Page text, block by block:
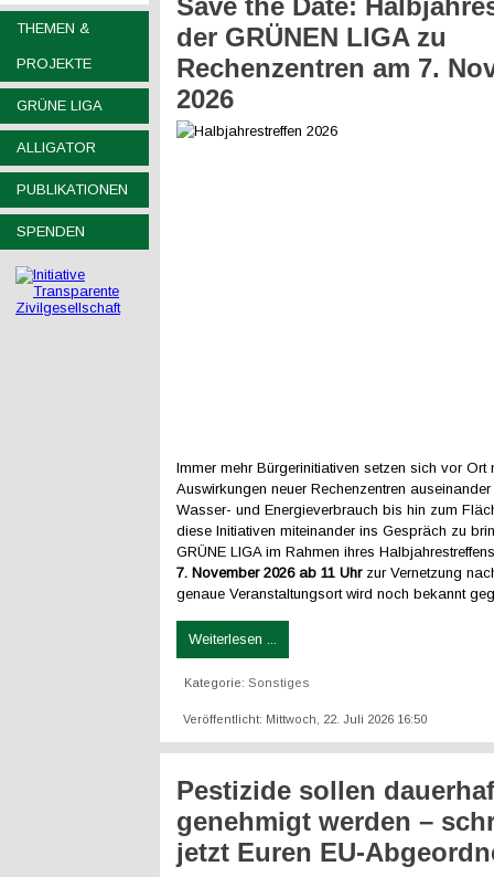
THEMEN &
PROJEKTE
GRÜNE LIGA
ALLIGATOR
PUBLIKATIONEN
SPENDEN
Save the Date:
der GRÜNEN LIGA zu
Rechenzentren am 7.
2026
Immer mehr Bürgerinitiativen setzen sich vor Ort
Auswirkungen neuer Rechenzentren
Wasser- und Energieverbrauch bis hin zum
diese Initiativen miteinander ins Gespräch zu
GRÜNE LIGA im Rahmen ihres
7. November 2026 ab 11 Uhrzur Vernetzung
genaue Veranstaltungsort wird noch bekannt
Weiterlesen ...
Kategorie: Sonstiges
Veröffentlicht: Mittwoch, 22. Juli 2026 16:50
Pestizide sollen
genehmigt werden –
jetzt Euren EU-